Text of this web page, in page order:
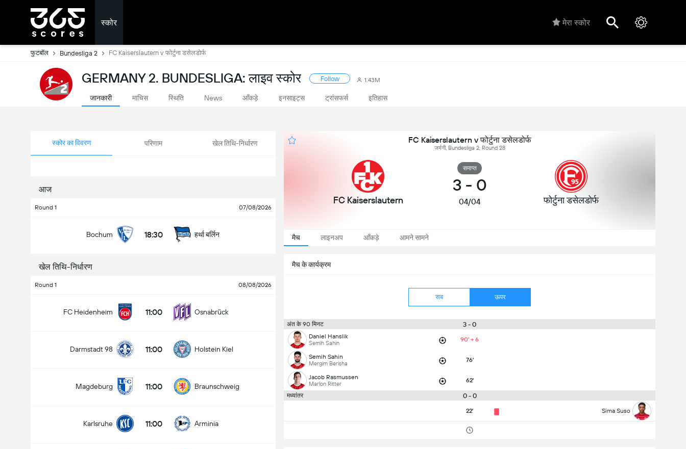
स्कोर मेरा स्कोर
फुटबॉल Bundesliga 2 FC Kaiserslautern v फोर्टुना डसेलडोर्फ
GERMANY 2. BUNDESLIGA: लाइव स्कोर Follow 1.43M
जानकारी माचिस स्थिति News आँकड़े इनसाइट्स ट्रांसफर्स इतिहास
स्कोर का विवरण परिणाम खेल तिथि-निर्धारण
आज
Round 1 07/08/2026
Bochum 18:30 हर्था बर्लिन
खेल तिथि-निर्धारण
Round 1 08/08/2026
FC Heidenheim 11:00 Osnabrück
Darmstadt 98 11:00 Holstein Kiel
Magdeburg 11:00 Braunschweig
Karlsruhe 11:00 Arminia
FC Kaiserslautern v फोर्टुना डसेलडोर्फ
जर्मनी, Bundesliga 2, Round 28
FC Kaiserslautern
समाप्त
3 - 0
04/04 फोर्टुना डसेलडोर्फ
मैच लाइनअप आँकड़े आमने सामने
मैच के कार्यक्रम
सब ऊपर
अंत के 90 मिनट 3 - 0
Daniel Hanslik
Semih Sahin 90' + 6
Semih Sahin
Mergim Berisha 76'
Jacob Rasmussen
Marlon Ritter 62'
मध्यांतर 0 - 0
22' Sima Suso